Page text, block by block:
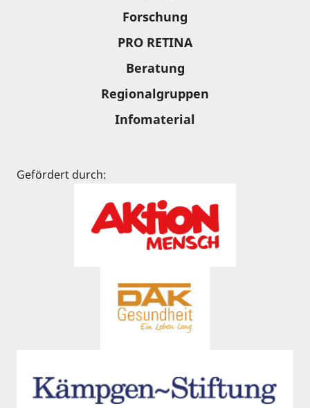
Forschung
PRO RETINA
Beratung
Regionalgruppen
Infomaterial
Gefördert durch: